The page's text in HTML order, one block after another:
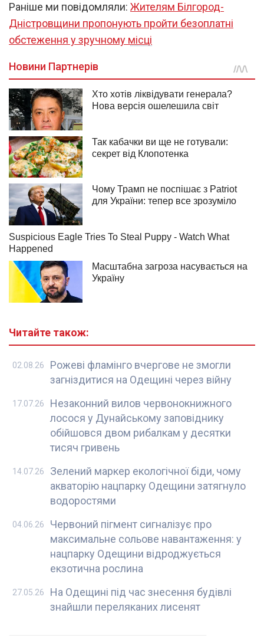
Раніше ми повідомляли: Жителям Білгород-
Дністровщини пропонують пройти безоплатні
обстеження у зручному місці
Читайте також:
Рожеві фламінго вчергове не змогли
загніздитися на Одещині через війну
02.08.26
Незаконний вилов червонокнижного
лосося у Дунайському заповіднику
обійшовся двом рибалкам у десятки
тисяч гривень
17.07.26
Зелений маркер екологічної біди, чому
акваторію нацпарку Одещини затягнуло
водоростями
14.07.26
Червоний пігмент сигналізує про
максимальне сольове навантаження: у
нацпарку Одещини відроджується
екзотична рослина
04.06.26
На Одещині під час знесення будівлі
знайшли переляканих лисенят
27.05.26